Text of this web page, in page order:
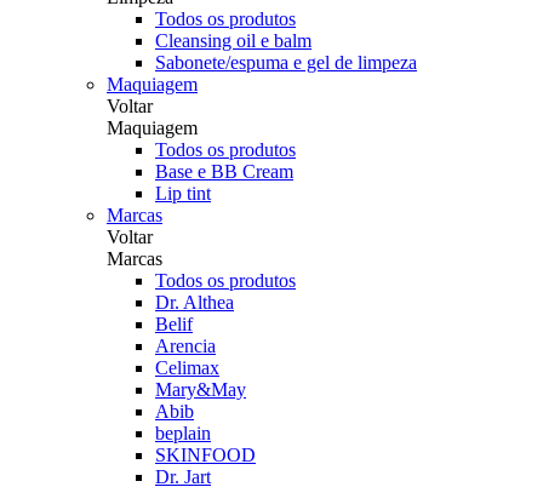
Todos os produtos
Cleansing oil e balm
Sabonete/espuma e gel de limpeza
Maquiagem
Voltar
Maquiagem
Todos os produtos
Base e BB Cream
Lip tint
Marcas
Voltar
Marcas
Todos os produtos
Dr. Althea
Belif
Arencia
Celimax
Mary&May
Abib
beplain
SKINFOOD
Dr. Jart